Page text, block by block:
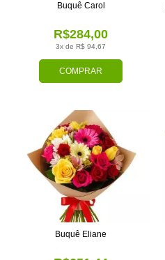
COMPRAR
3x de R$ 94,67
R$284,00
Buquê Carol
Buquê Eliane